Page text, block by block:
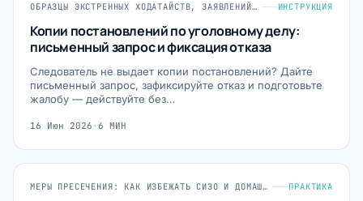
ОБРАЗЦЫ ЭКСТРЕННЫХ ХОДАТАЙСТВ, ЗАЯВЛЕНИЙ И ЖАЛОБ ИНСТРУКЦИЯ
Копии постановлений по уголовному делу:
письменный запрос и фиксация отказа
Следователь не выдает копии постановлений? Дайте
письменный запрос, зафиксируйте отказ и подготовьте
жалобу — действуйте без…
16 Июн 2026 · 6 МИН
МЕРЫ ПРЕСЕЧЕНИЯ: КАК ИЗБЕЖАТЬ СИЗО И ДОМАШНЕГО АРЕСТА ПРАКТИКА